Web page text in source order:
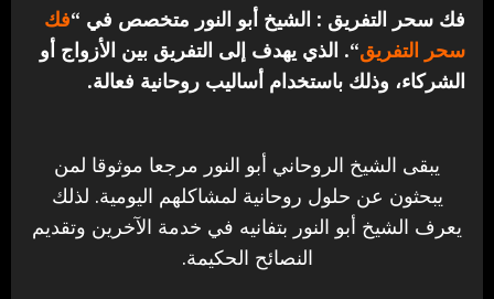
فك سحر التفريق : الشيخ أبو النور متخصص في “فك
سحر التفريق“. الذي يهدف إلى التفريق بين الأزواج أو
الشركاء، وذلك باستخدام أساليب روحانية فعالة.
يبقى الشيخ الروحاني أبو النور مرجعا موثوقا لمن
يبحثون عن حلول روحانية لمشاكلهم اليومية. لذلك
يعرف الشيخ أبو النور بتفانيه في خدمة الآخرين وتقديم
النصائح الحكيمة.